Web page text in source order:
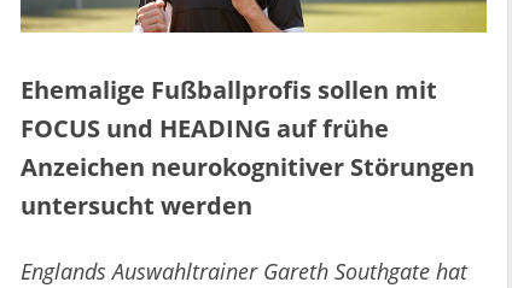
Ehemalige Fußballprofis sollen mit
FOCUS und HEADING auf frühe
Anzeichen neurokognitiver Störungen
untersucht werden
Englands Auswahltrainer Gareth Southgate hat